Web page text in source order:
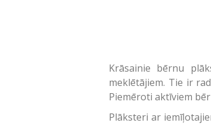
Krāsainie bērnu
meklētājiem. Tie ir
Piemēroti aktīviem
Plāksteri ar